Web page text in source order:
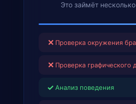
Это займёт
✕ Проверка окружения
✕ Проверка графического
✓ Анализ поведения